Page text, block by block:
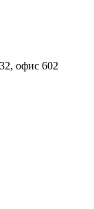
офис 602